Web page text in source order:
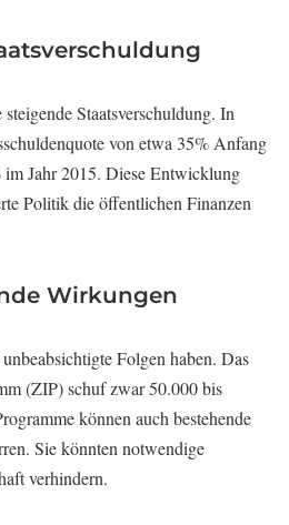
Staatsverschuldung. In
von etwa 35% Anfang
im Jahr 2015. Diese Entwicklung
Politik die öffentlichen Finanzen
Wirkungen
Folgen haben. Das
(ZIP) schuf zwar 50.000 bis
können auch bestehende
Sie könnten notwendige
verhindern.